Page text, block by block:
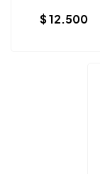
$12.500